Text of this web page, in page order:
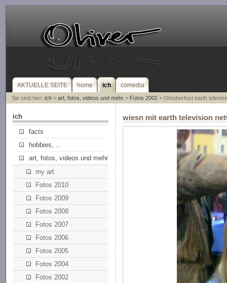
AKTUELLE SEITE home ich comedia
Sie sind hier: ich> art, fotos, videos und mehr> Fotos 2002> Oktoberfest earth
ich
facts
hobbies, ...
art, fotos, videos und mehr
my art
Fotos 2010
Fotos 2009
Fotos 2008
Fotos 2007
Fotos 2006
Fotos 2005
Fotos 2004
Fotos 2002
wiesn mit earth television